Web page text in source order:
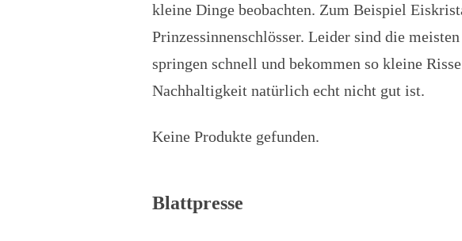
kleine Dinge beobachten. Zum Beispiel
Prinzessinnenschlösser. Leider sind die
springen schnell und bekommen so kleine
Nachhaltigkeit natürlich echt nicht gut ist.
Keine Produkte gefunden.
Blattpresse